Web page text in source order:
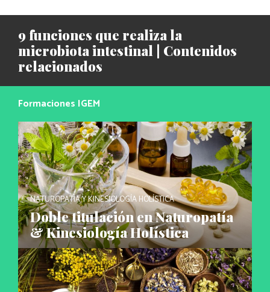
9 funciones que realiza la
microbiota intestinal | Contenidos
relacionados
Formaciones IGEM
NATUROPATÍA Y KINESIOLOGÍA HOLÍSTICA
Doble titulación en Naturopatía
& Kinesiología Holística